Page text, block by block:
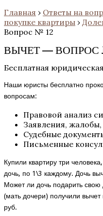
Главная › Ответы на
покупке квартиры ›
Вопрос № 12
ВЫЧЕТ — ВОПРОС
Бесплатная
Наши юристы бесплатно
вопросам:
Правовой анализ
Заявления,
Судебные
Письменные
Купили квартиру три
дочь, по 1\3 каждому. Дочь
Может ли дочь подарить
(мать дочери) получили
руб.